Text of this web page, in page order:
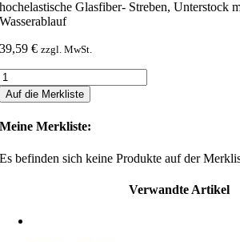
hochelastische Glasfiber- Streben, Unterstock
Wasserablauf
39,59€ zzgl. MwSt.
Auf die Merkliste
Meine Merkliste:
Es befinden sich keine Produkte auf der
Verwandte Artikel